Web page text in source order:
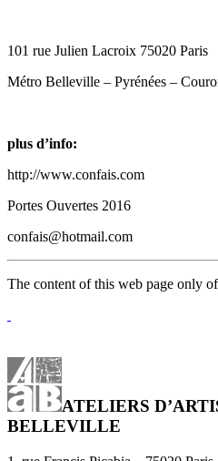
101 rue Julien Lacroix 75020 Paris
Métro Belleville – Pyrénées –
plus d’info:
http://www.confais.com
Portes Ouvertes 2016
confais@hotmail.com
The content of this web page only
ATELIERS
BELLEVILLE